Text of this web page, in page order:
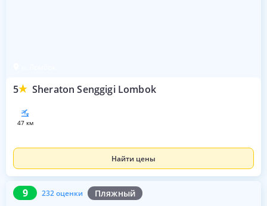
5 Sheraton Senggigi Lombok
47 км
Найти цены
9 232 оценки Пляжный
9 232 оценки